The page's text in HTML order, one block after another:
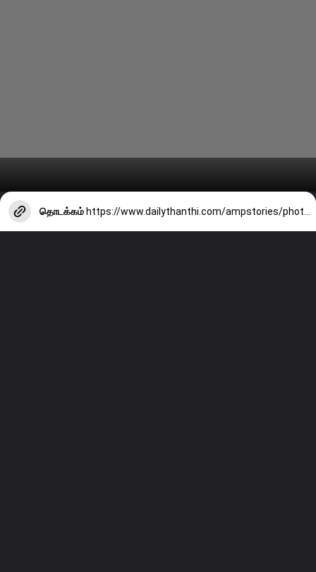
தொடக்கம் https://www.dailythanthi.com/ampstories/photo-story/actress-aishwarya-menens-latest-clicks